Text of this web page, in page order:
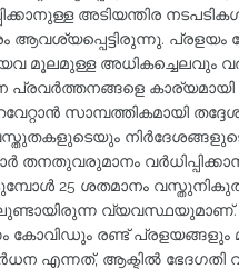
അടിയന്തിര
ആവശ്യപ്പെട്ടിരുന്നു.
മൂലമുള്ള അധികച്ചെലവും
സാമ്പത്തികമായി
25 ശതമാനം
വ്യവസ്ഥയുമാണ്.
കോവിഡും രണ്ട് പ്രളയങ്ങളും
വര്‍ധന എന്നത്, ആക്ടില്‍